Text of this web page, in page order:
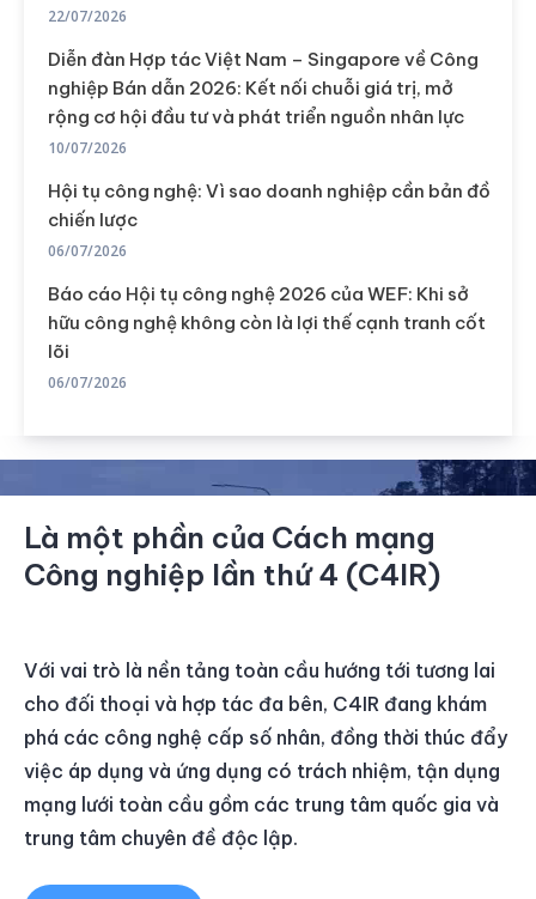
22/07/2026
Diễn đàn Hợp tác Việt Nam – Singapore về Công
nghiệp Bán dẫn 2026: Kết nối chuỗi giá trị, mở
rộng cơ hội đầu tư và phát triển nguồn nhân lực
10/07/2026
Hội tụ công nghệ: Vì sao doanh nghiệp cần bản đồ
chiến lược
06/07/2026
Báo cáo Hội tụ công nghệ 2026 của WEF: Khi sở
hữu công nghệ không còn là lợi thế cạnh tranh cốt
lõi
06/07/2026
Là một phần của Cách mạng
Công nghiệp lần thứ 4 (C4IR)
Với vai trò là nền tảng toàn cầu hướng tới tương lai
cho đối thoại và hợp tác đa bên, C4IR đang khám
phá các công nghệ cấp số nhân, đồng thời thúc đẩy
việc áp dụng và ứng dụng có trách nhiệm, tận dụng
mạng lưới toàn cầu gồm các trung tâm quốc gia và
trung tâm chuyên đề độc lập.